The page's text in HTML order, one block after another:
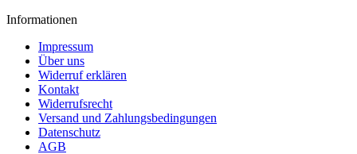
Informationen
Impressum
Über uns
Widerruf erklären
Kontakt
Widerrufsrecht
Versand und Zahlungsbedingungen
Datenschutz
AGB